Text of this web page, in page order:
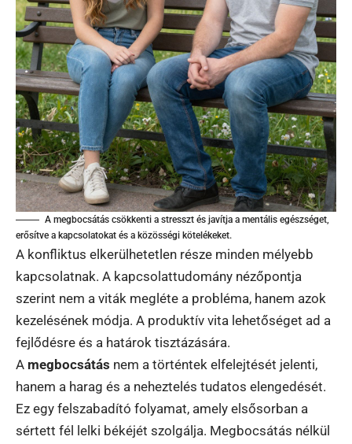
A megbocsátás csökkenti a stresszt és javítja a mentális egészséget,
erősítve a kapcsolatokat és a közösségi kötelékeket.
A konfliktus elkerülhetetlen része minden mélyebb
kapcsolatnak. A kapcsolattudomány nézőpontja
szerint nem a viták megléte a probléma, hanem azok
kezelésének módja. A produktív vita lehetőséget ad a
fejlődésre és a határok tisztázására.
A megbocsátás nem a történtek elfelejtését jelenti,
hanem a harag és a neheztelés tudatos elengedését.
Ez egy felszabadító folyamat, amely elsősorban a
sértett fél lelki békéjét szolgálja. Megbocsátás nélkül